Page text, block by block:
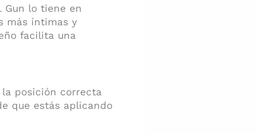
Gun lo tiene en
más íntimas y
facilita una
posición correcta
que estás aplicando